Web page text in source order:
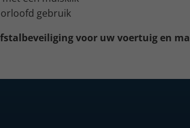
gebruik
voor uw voertuig en